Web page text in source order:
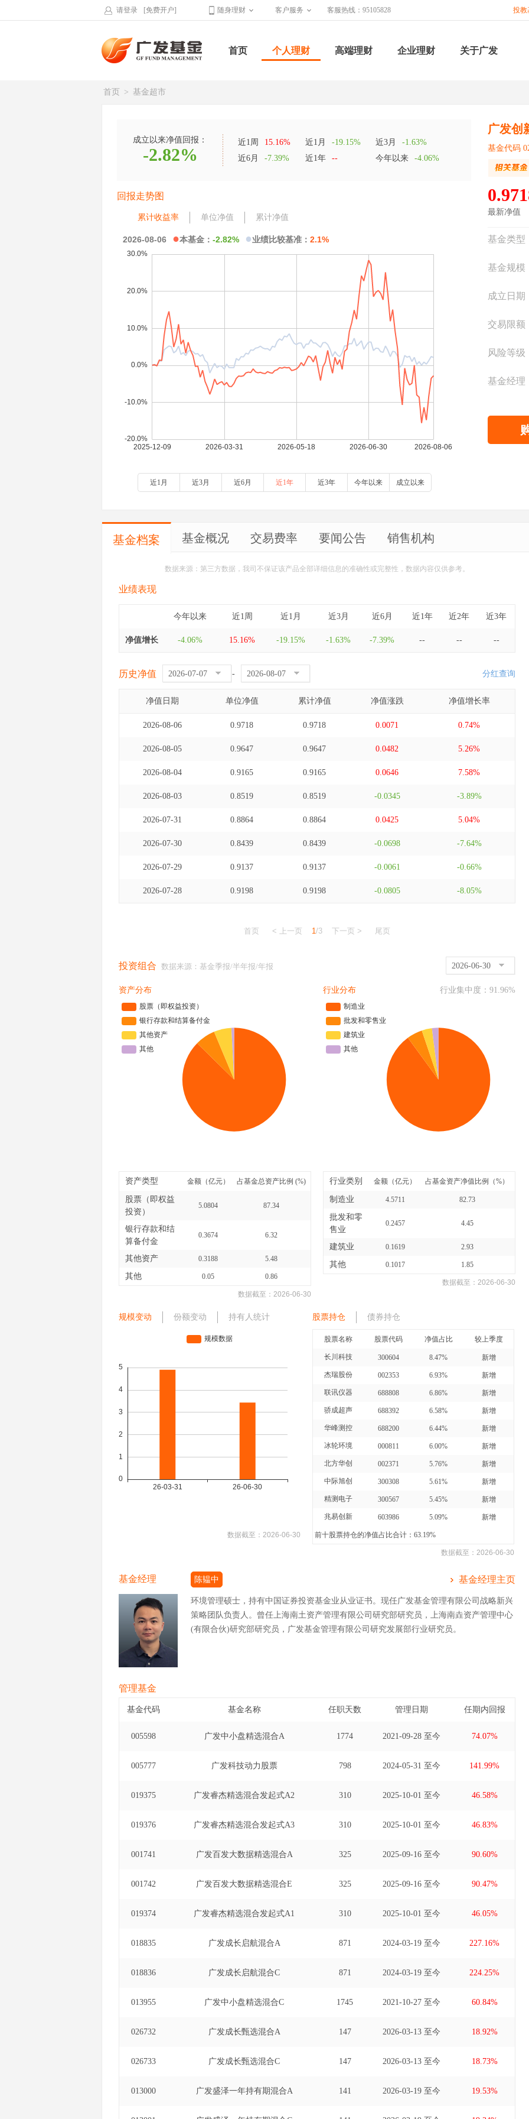
请登录 [免费开户] 随身理财 客户服务 客服热线：95105828 投教
首页 个人理财 高端理财 企业理财 关于广发
首页 > 基金超市
成立以来净值回报：
-2.82%
近1周 15.16% 近1月 -19.15% 近3月
-1.63%
近6月
-7.39% 近1年 -- 今年以来 -4.06%
回报走势图
累计收益率 单位净值 累计净值
2026-08-06 ●本基金： -2.82% ●业绩比较基准： 2.1%
近1月 近3月 近6月 近1年 近3年 今年以来 成立以来
广发创
基金代码
最新净值
基金类型
基金规模
成立日期
交易限额
风险等级
基金经理
基金档案 基金概况 交易费率 要闻公告 销售机构
数据来源：第三方数据，我司不保证该产品全部详细信息的准确性或完整性，数据内容仅供参考。
业绩表现
今年以来 近1周 近1月 近3月 近6月 近1年 近2年 近3年
净值增长 -4.06% 15.16% -19.15% -1.63% -7.39% -- -- --
历史净值 - 分红查询
净值日期 单位净值 累计净值 净值涨跌 净值增长率
2026-08-06 0.9718 0.9718 0.0071 0.74%
2026-08-05 0.9647 0.9647 0.0482 5.26%
2026-08-04 0.9165 0.9165 0.0646 7.58%
2026-08-03 0.8519 0.8519 -0.0345 -3.89%
2026-07-31 0.8864 0.8864 0.0425 5.04%
2026-07-30 0.8439 0.8439 -0.0698 -7.64%
2026-07-29 0.9137 0.9137 -0.0061 -0.66%
2026-07-28 0.9198 0.9198 -0.0805 -8.05%
首页 < 上一页 1/3 下一页 > 尾页
投资组合 数据来源：基金季报/半年报/年报 2026-06-30
资产分布
资产类型 金额（亿元） 占基金总资产比例 (%)
股票（即权益
投资）
5.0804 87.34
银行存款和结
算备付金
0.3674 6.32
其他资产 0.3188 5.48
其他 0.05 0.86
数据截至： 2026-06-30
行业分布 行业集中度： 91.96%
行业类别 金额（亿元） 占基金资产净值比例（%）
制造业 4.5711 82.73
批发和零
售业
0.2457 4.45
建筑业 0.1619 2.93
其他 0.1017 1.85
数据截至： 2026-06-30
规模变动 份额变动 持有人统计
数据截至： 2026-06-30
股票持仓 债券持仓
股票名称 股票代码 净值占比 较上季度
长川科技 300604 8.47% 新增
杰瑞股份 002353 6.93% 新增
联讯仪器 688808 6.86% 新增
骄成超声 688392 6.58% 新增
华峰测控 688200 6.44% 新增
冰轮环境 000811 6.00% 新增
北方华创 002371 5.76% 新增
中际旭创 300308 5.61% 新增
精测电子 300567 5.45% 新增
兆易创新 603986 5.09% 新增
前十股票持仓的净值占比合计：63.19%
数据截至： 2026-06-30
基金经理 陈韫中 基金经理主页
环境管理硕士，持有中国证券投资基金业从业证书。现任广发基金管理有限公司战略新兴
策略团队负责人。曾任上海南土资产管理有限公司研究部研究员，上海南垚资产管理中心
(有限合伙)研究部研究员，广发基金管理有限公司研究发展部行业研究员。
管理基金
基金代码 基金名称 任职天数 管理日期 任期内回报
005598 广发中小盘精选混合A 1774 2021-09-28 至今 74.07%
005777 广发科技动力股票 798 2024-05-31 至今 141.99%
019375 广发睿杰精选混合发起式A2 310 2025-10-01 至今 46.58%
019376 广发睿杰精选混合发起式A3 310 2025-10-01 至今 46.83%
001741 广发百发大数据精选混合A 325 2025-09-16 至今 90.60%
001742 广发百发大数据精选混合E 325 2025-09-16 至今 90.47%
019374 广发睿杰精选混合发起式A1 310 2025-10-01 至今 46.05%
018835 广发成长启航混合A 871 2024-03-19 至今 227.16%
018836 广发成长启航混合C 871 2024-03-19 至今 224.25%
013955 广发中小盘精选混合C 1745 2021-10-27 至今 60.84%
026732 广发成长甄选混合A 147 2026-03-13 至今 18.92%
026733 广发成长甄选混合C 147 2026-03-13 至今 18.73%
013000 广发盛泽一年持有期混合A 141 2026-03-19 至今 19.53%